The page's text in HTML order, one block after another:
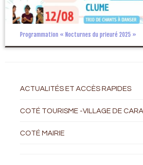
Programmation « Nocturnes du prieuré 2025 »
ACTUALITÉS ET ACCÈS RAPIDES
COTÉ TOURISME -VILLAGE DE
COTÉ MAIRIE